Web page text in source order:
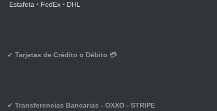
Estafeta • FedEx • DHL
✔ Tarjetas de Crédito o Débito 💳
✔ Transferencias Bancarias - OXXO - STRIPE